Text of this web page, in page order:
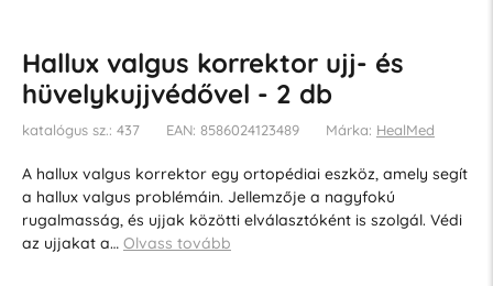
Hallux valgus korrektor ujj- és
hüvelykujjvédővel - 2 db
katalógus sz.: 437 EAN: 8586024123489 Márka: HealMed
A hallux valgus korrektor egy ortopédiai eszköz, amely segít
a hallux valgus problémáin. Jellemzője a nagyfokú
rugalmasság, és ujjak közötti elválasztóként is szolgál. Védi
az ujjakat a… Olvass tovább